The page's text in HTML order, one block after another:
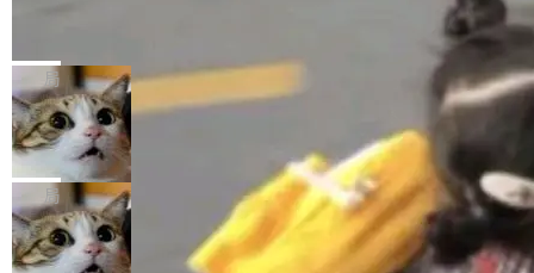
库之一。你的操作系统、浏览器、无数的基础设
施软件，很可能都在用它。而过去十年，维护它
的人一直在用业余...
gi?id=2019042">Bug&nbsp;2019042</a>）</l
i> <li>现在，助手可以直接使用 Exa 的网络搜索
结果回答问题，而无需将问题转交给搜索引擎。
（<a href="https://bugzilla.mozilla.org/show_
bug.cgi?id=204...
的 npm 包。项目的核心论点是：容器不适合 Ag
ent 计算。真正适合的，是 Isolate。 Cloudflare
工程师在这件事上没什么可谦虚的——他们用 W
orkers 跑了十年 Isolate。用 CEO Matthew Pri
nce 的话说：「我们一生都在用 Isolate 运行代
码，而 AI Agent 不需要容器，它们需要的是 Iso
late。」 容器为什么不合适 容器的问题在于启动
局
OpenAI 公开邮件和聊天记录回应苹果
诉讼，称“Apple is getting this wron
g”
上个月，苹果一纸诉状把 OpenAI 告上法庭，指
控其挖角苹果前员工并窃取商业秘密。苹果的诉
状把 OpenAI 描述成一个系统性地从前东家挖
人、套取机密信息的对手。 OpenAI 没发律师
局
HUAWEI MatePad Edge上架WorkBu